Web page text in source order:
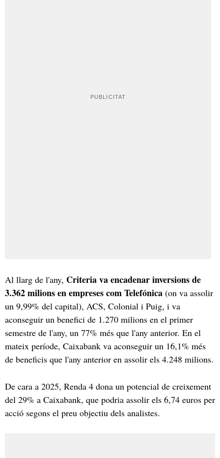
Al llarg de l'any, Criteria va encadenar inversions de
3.362 milions en empreses com Telefónica (on va assolir
un 9,99% del capital), ACS, Colonial i Puig, i va
aconseguir un benefici de 1.270 milions en el primer
semestre de l'any, un 77% més que l'any anterior. En el
mateix període, Caixabank va aconseguir un 16,1% més
de beneficis que l'any anterior en assolir els 4.248 milions.
De cara a 2025, Renda 4 dona un potencial de creixement
del 29% a Caixabank, que podria assolir els 6,74 euros per
acció segons el preu objectiu dels analistes.